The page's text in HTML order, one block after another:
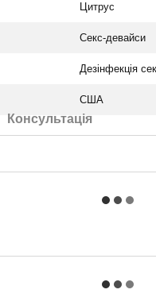
Цитрус
Секс-девайси
Дезінфекція
США
Консультація